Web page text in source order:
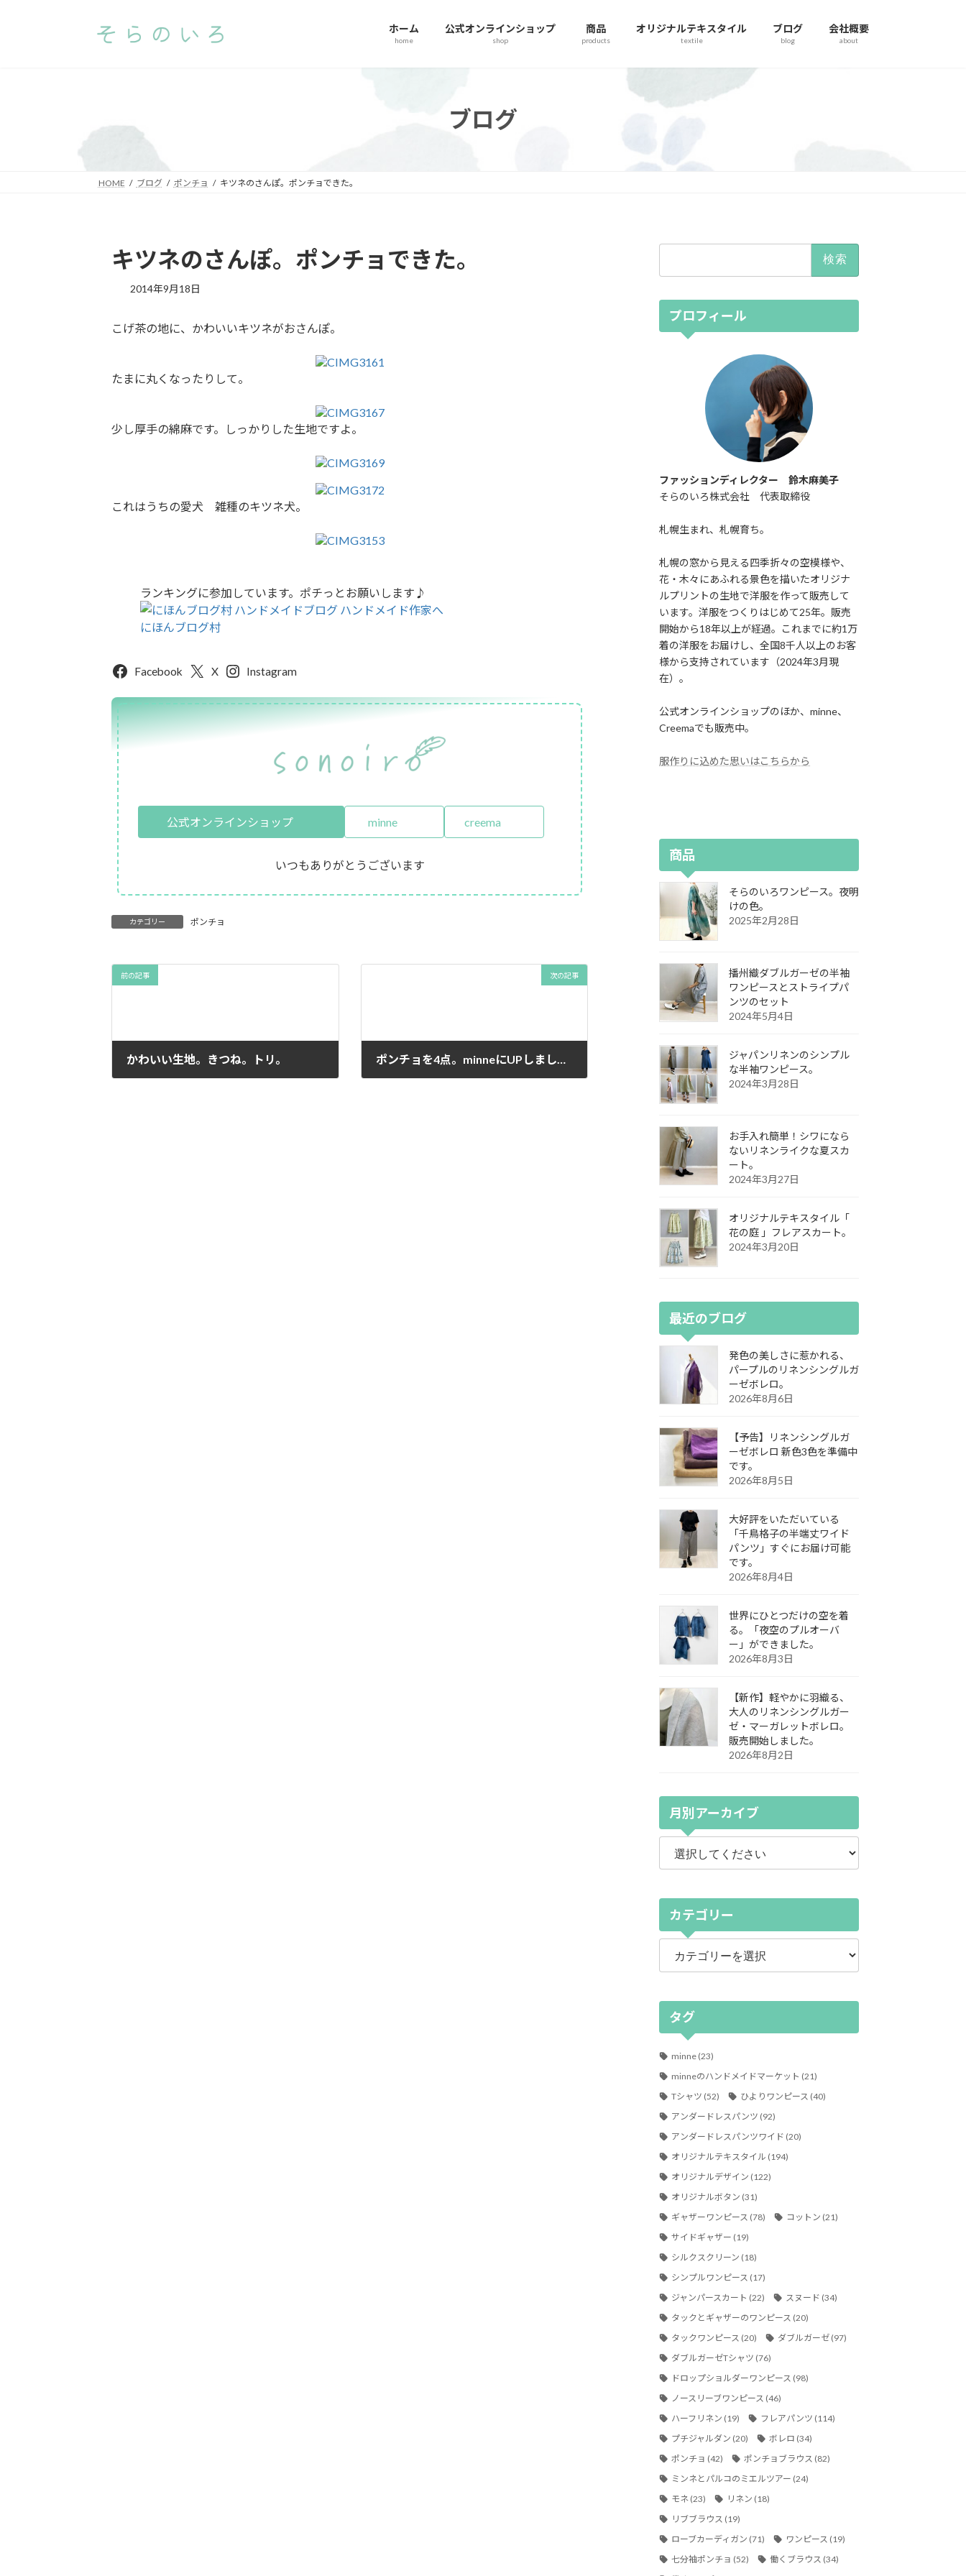
ホーム
home
公式オンラインショップ
shop
商品
products
オリジナルテキスタイル
textile
ブログ
blog
会社概要
about
ブログ
HOME ブログ ポンチョ キツネのさんぽ。ポンチョできた。
キツネのさんぽ。ポンチョできた。
2014年9月18日
こげ茶の地に、かわいいキツネがおさんぽ。
たまに丸くなったりして。
少し厚手の綿麻です。しっかりした生地ですよ。
これはうちの愛犬 雑種のキツネ犬。
ランキングに参加しています。ポチっとお願いします♪
にほんブログ村
Facebook X Instagram
公式オンラインショップ minne creema
いつもありがとうございます
カテゴリー ポンチョ
前の記事
かわいい生地。きつね。トリ。
次の記事
ポンチョを4点。minneにUPしました。
プロフィール
ファッションディレクター 鈴木麻美子
そらのいろ株式会社 代表取締役
札幌生まれ、札幌育ち。
札幌の窓から見える四季折々の空模様や、
花・木々にあふれる景色を描いたオリジナ
ルプリントの生地で洋服を作って販売して
います。洋服をつくりはじめて25年。販売
開始から18年以上が経過。これまでに約1万
着の洋服をお届けし、全国8千人以上のお客
様から支持されています（2024年3月現
在）。
公式オンラインショップのほか、minne、
Creemaでも販売中。
服作りに込めた思いはこちらから
商品
そらのいろワンピース。夜明
けの色。
2025年2月28日
播州織ダブルガーゼの半袖
ワンピースとストライプパ
ンツのセット
2024年5月4日
ジャパンリネンのシンプル
な半袖ワンピース。
2024年3月28日
お手入れ簡単！シワになら
ないリネンライクな夏スカ
ート。
2024年3月27日
オリジナルテキスタイル「
花の庭 」フレアスカート。
2024年3月20日
最近のブログ
発色の美しさに惹かれる、
パープルのリネンシングルガ
ーゼボレロ。
2026年8月6日
【予告】リネンシングルガ
ーゼボレロ 新色3色を準備中
です。
2026年8月5日
大好評をいただいている
「千鳥格子の半端丈ワイド
パンツ」すぐにお届け可能
です。
2026年8月4日
世界にひとつだけの空を着
る。「夜空のプルオーバ
ー」ができました。
2026年8月3日
【新作】軽やかに羽織る、
大人のリネンシングルガー
ゼ・マーガレットボレロ。
販売開始しました。
2026年8月2日
月別アーカイブ
カテゴリー
カ
ゴ
タグ
minne(23)
minneのハンドメイドマーケット (21)
Tシャツ (52) ひよりワンピース (40)
アンダードレスパンツ (92)
アンダードレスパンツワイド (20)
オリジナルテキスタイル (194)
オリジナルデザイン (122)
オリジナルボタン (31)
ギャザーワンピース (78) コットン (21)
サイドギャザー (19)
シルクスクリーン (18)
シンプルワンピース (17)
ジャンパースカート (22) スヌード (34)
タックとギャザーのワンピース (20)
タックワンピース (20) ダブルガーゼ (97)
ダブルガーゼTシャツ (76)
ドロップショルダーワンピース (98)
ノースリーブワンピース (46)
ハーフリネン (19) フレアパンツ (114)
プチジャルダン (20) ボレロ (34)
ポンチョ (42) ポンチョブラウス (82)
ミンネとパルコのミエルツアー (24)
モネ(23) リネン (18)
リブブラウス (19)
ローブカーディガン (71) ワンピース (19)
七分袖ポンチョ (52) 働くブラウス (34)